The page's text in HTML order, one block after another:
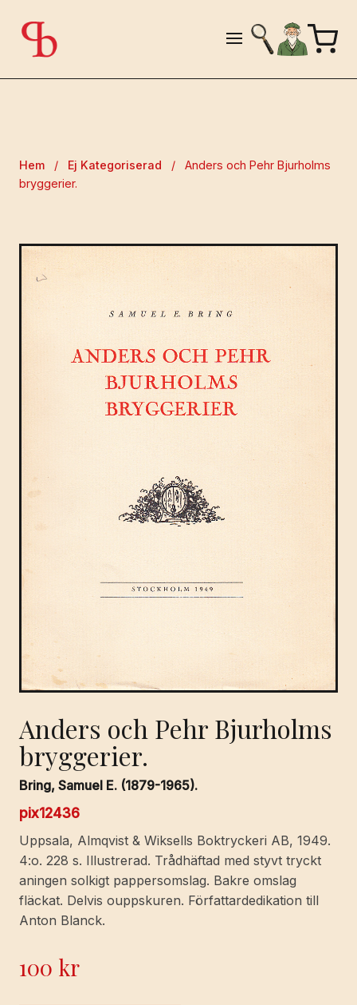
Hem / Ej Kategoriserad /
Anders och Pehr Bjurholms
bryggerier.
Anders och Pehr Bjurholms
bryggerier.
Bring, Samuel E. (1879-1965).
pix12436
Uppsala, Almqvist & Wiksells Boktryckeri AB, 1949.
4:o. 228 s. Illustrerad. Trådhäftad med styvt tryckt
aningen solkigt pappersomslag. Bakre omslag
fläckat. Delvis ouppskuren. Författardedikation till
Anton Blanck.
100 kr